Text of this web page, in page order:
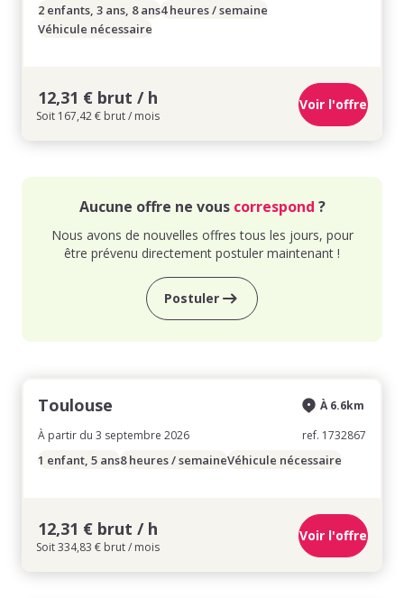
2 enfants, 3 ans, 8 ans4 heures / semaine
Véhicule nécessaire
12,31 € brut / h
Soit 167,42 € brut / mois
Voir l'offre
Aucune offre ne vous correspond ?
Nous avons de nouvelles offres tous les jours, pour
être prévenu directement postuler maintenant !
Postuler
Toulouse
À partir du 3 septembre 2026
À 6.6km
ref. 1732867
1 enfant, 5 ans8 heures / semaineVéhicule nécessaire
12,31 € brut / h
Soit 334,83 € brut / mois
Voir l'offre